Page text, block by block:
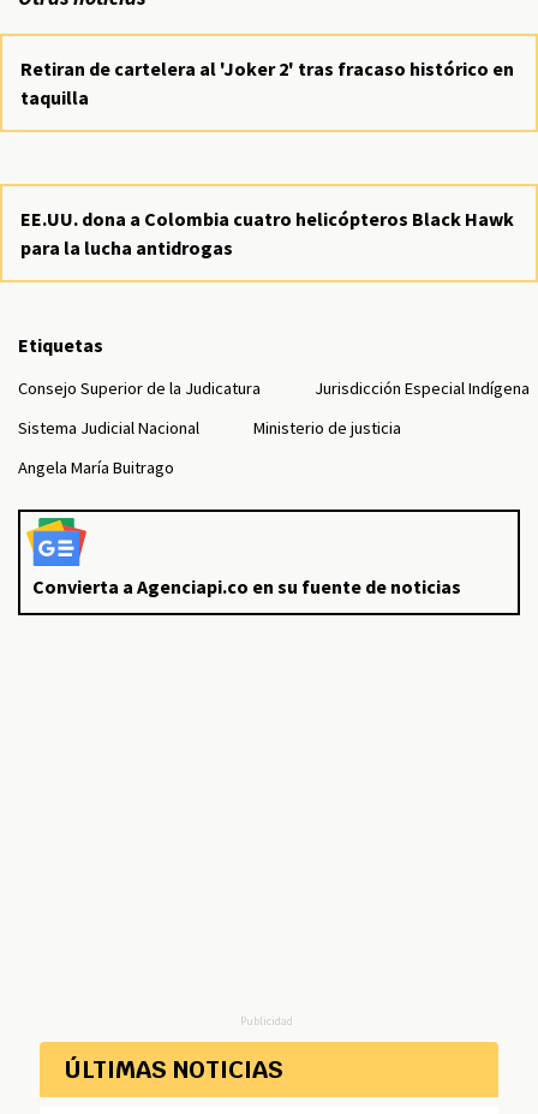
Retiran de cartelera al 'Joker 2' tras fracaso histórico en
taquilla
EE.UU. dona a Colombia cuatro helicópteros Black Hawk
para la lucha antidrogas
Etiquetas
Consejo Superior de la Judicatura
Jurisdicción Especial Indígena
Sistema Judicial Nacional
Ministerio de justicia
Angela María Buitrago
Convierta a Agenciapi.co en su fuente de noticias
Publicidad
ÚLTIMAS NOTICIAS